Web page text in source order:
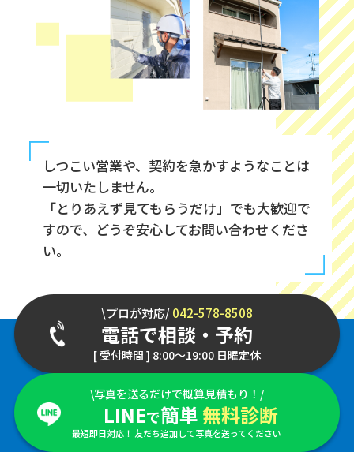
しつこい営業や、契約を急かすようなことは
一切いたしません。
「とりあえず見てもらうだけ」でも大歓迎で
すので、どうぞ安心してお問い合わせくださ
い。
\プロが対応/042-578-8508
電話で相談・予約
[ 受付時間 ] 8:00～19:00 日曜定休
\写真を送るだけで概算見積もり！/
LINEで簡単 無料診断
最短即日対応！ 友だち追加して写真を送ってください